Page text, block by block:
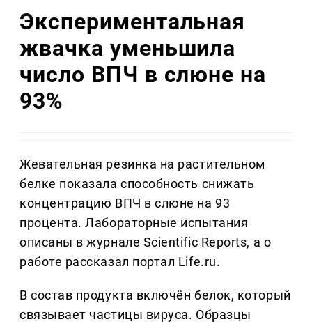
Экспериментальная
жвачка уменьшила
число ВПЧ в слюне на
93%
Жевательная резинка на растительном
белке показала способность снижать
концентрацию ВПЧ в слюне на 93
процента. Лабораторные испытания
описаны в журнале Scientific Reports, а о
работе рассказал портал Life.ru.
В состав продукта включён белок, который
связывает частицы вируса. Образцы